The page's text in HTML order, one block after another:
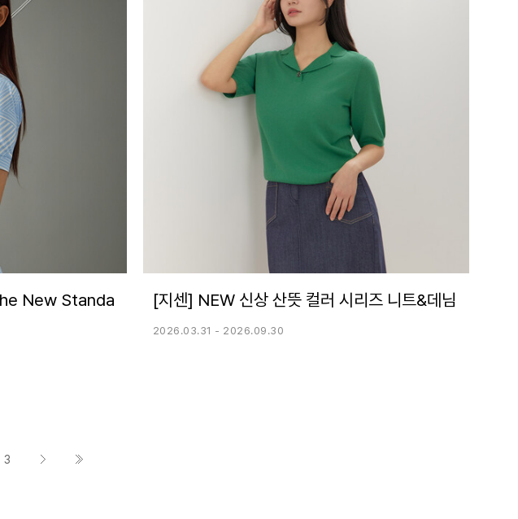
New Standa
[지센] NEW 신상 산뜻 컬러 시리즈 니트&데님
2026.03.31 - 2026.09.30
3